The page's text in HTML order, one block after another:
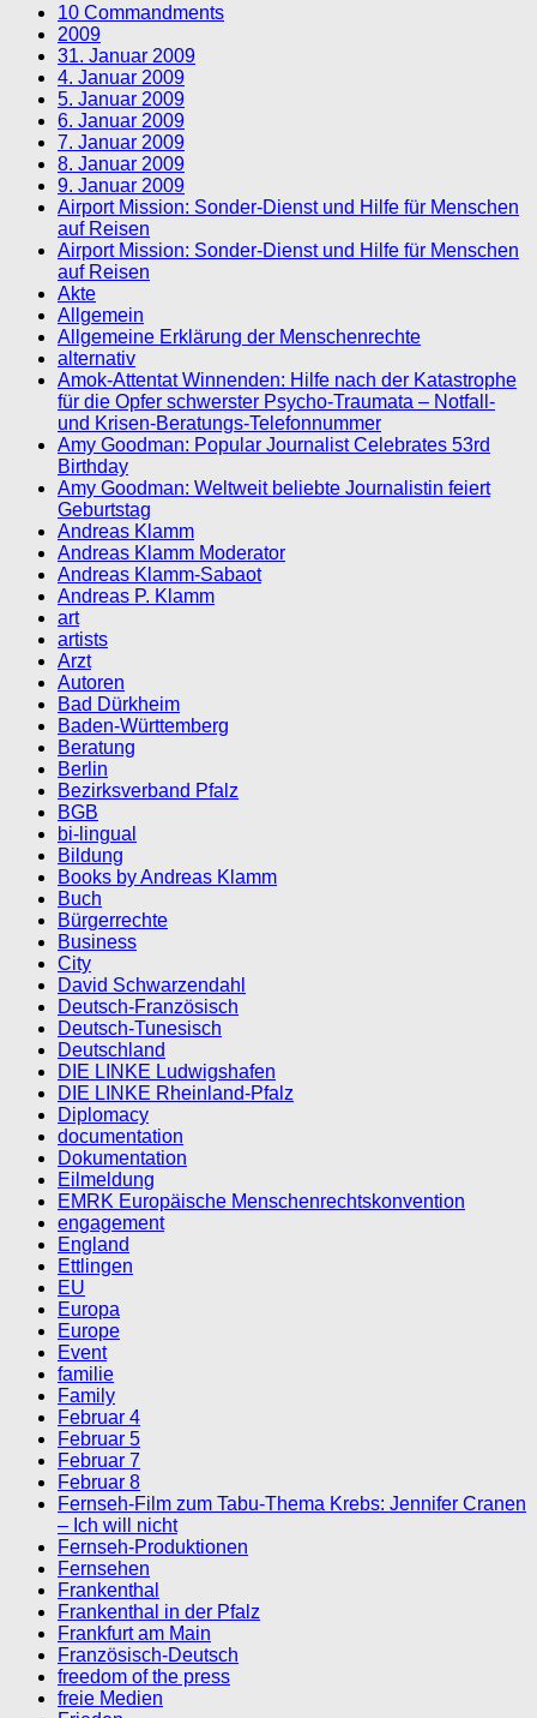
10 Commandments
2009
31. Januar 2009
4. Januar 2009
5. Januar 2009
6. Januar 2009
7. Januar 2009
8. Januar 2009
9. Januar 2009
Airport Mission: Sonder-Dienst und Hilfe für Menschen
auf Reisen
Airport Mission: Sonder-Dienst und Hilfe für Menschen
auf Reisen
Akte
Allgemein
Allgemeine Erklärung der Menschenrechte
alternativ
Amok-Attentat Winnenden: Hilfe nach der Katastrophe
für die Opfer schwerster Psycho-Traumata – Notfall-
und Krisen-Beratungs-Telefonnummer
Amy Goodman: Popular Journalist Celebrates 53rd
Birthday
Amy Goodman: Weltweit beliebte Journalistin feiert
Geburtstag
Andreas Klamm
Andreas Klamm Moderator
Andreas Klamm-Sabaot
Andreas P. Klamm
art
artists
Arzt
Autoren
Bad Dürkheim
Baden-Württemberg
Beratung
Berlin
Bezirksverband Pfalz
BGB
bi-lingual
Bildung
Books by Andreas Klamm
Buch
Bürgerrechte
Business
City
David Schwarzendahl
Deutsch-Französisch
Deutsch-Tunesisch
Deutschland
DIE LINKE Ludwigshafen
DIE LINKE Rheinland-Pfalz
Diplomacy
documentation
Dokumentation
Eilmeldung
EMRK Europäische Menschenrechtskonvention
engagement
England
Ettlingen
EU
Europa
Europe
Event
familie
Family
Februar 4
Februar 5
Februar 7
Februar 8
Fernseh-Film zum Tabu-Thema Krebs: Jennifer Cranen
– Ich will nicht
Fernseh-Produktionen
Fernsehen
Frankenthal
Frankenthal in der Pfalz
Frankfurt am Main
Französisch-Deutsch
freedom of the press
freie Medien